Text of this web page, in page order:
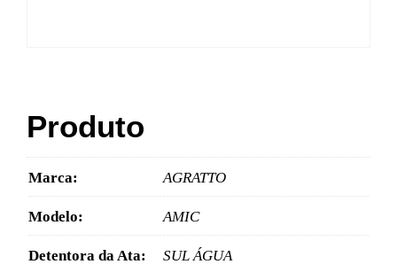
Produto
Marca: AGRATTO
Modelo: AMIC
Detentora da Ata: SUL ÁGUA